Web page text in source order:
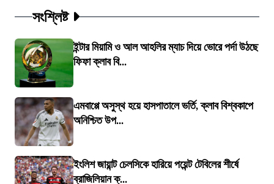
সংশ্লিষ্ট
ইন্টার মিয়ামি ও আল আহলির ম্যাচ দিয়ে ভোরে পর্দা উঠছে
ফিফা ক্লাব বি...
এমবাপ্পে অসুস্থ হয়ে হাসপাতালে ভর্তি, ক্লাব বিশ্বকাপে
অনিশ্চিত উপ...
ইংলিশ জায়ান্ট চেলসিকে হারিয়ে পয়েন্ট টেবিলের শীর্ষে
ব্রাজিলিয়ান ক্...